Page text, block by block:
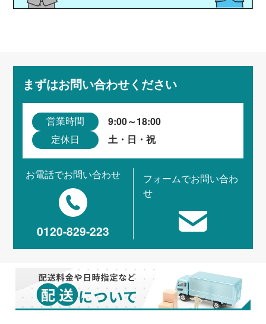
まずはお問い合わせください
営業時間 9:00～18:00
定休日 土・日・祝
お電話でお問い合わせ
0120-829-223
フォームでお問い合わ
せ